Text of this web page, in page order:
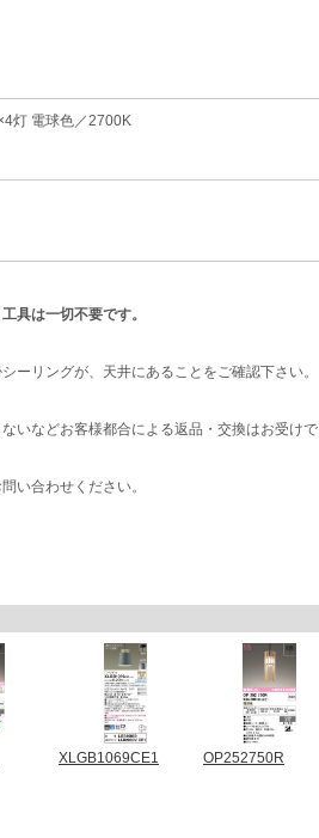
灯 電球色／2700K
具は一切不要です。
ーリングが、天井にあることをご確認下さい。
いなどお客様都合による返品・交換はお受けで
い合わせください。
XLGB1069CE1 OP252750R